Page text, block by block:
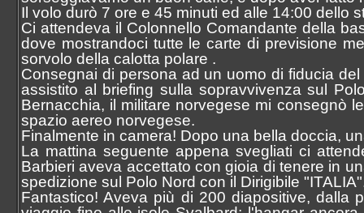
Il volo durò 7 ore e 45 minuti ed alle 14:00 dello
Ci attendeva il Colonnello Comandante della
dove mostrandoci tutte le carte di previsione
sorvolo della calotta polare .
Consegnai di persona ad un uomo di fiducia
assistito al briefing sulla sopravvivenza sul
Bernacchia, il militare norvegese mi consegnò
spazio aereo norvegese.
Finalmente in camera! Dopo una bella doccia,
La mattina seguente appena svegliati ci
Barbieri aveva accettato con gioia di tenere in
spedizione sul Polo Nord con il Dirigibile
Fantastico! Aveva più di 200 diapositive, dalla